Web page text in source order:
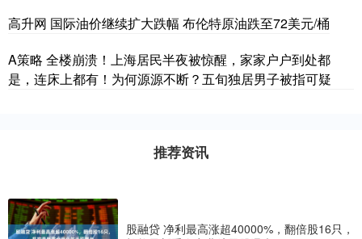
高升网 国际油价继续扩大跌幅 布伦特原油跌至72美元/桶
A策略 全楼崩溃！上海居民半夜被惊醒，家家户户到处都
是，连床上都有！为何源源不断？五旬独居男子被指可疑
推荐资讯
股融贷 净利最高涨超40000%，翻倍股16只，